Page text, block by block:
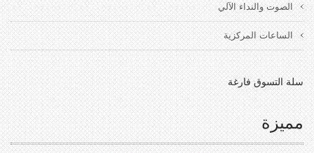
الصوت والنداء الآلي
الساعات المركزية
سلة التسوق فارغة
مميزة